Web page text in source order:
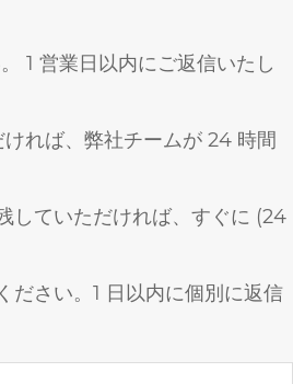
1 営業日以内にご返信いたし
れば、弊社チームが 24 時間
していただければ、すぐに (24
ださい。1 日以内に個別に返信